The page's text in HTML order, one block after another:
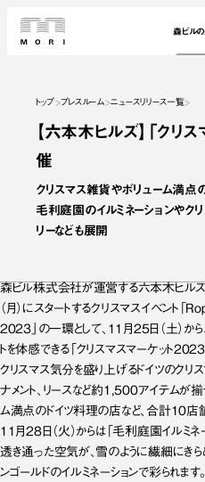
森ビル
トップ プレスルーム ニュースリリース一覧
【六本木ヒルズ】「クリ
催
クリスマス雑貨やボリューム満
毛利庭園のイルミネーションやク
リーなども展開
森ビル株式会社が運営する六本木ヒルズ
（月）にスタートするクリスマスイベン
2023」の一環として、11月25日（土）から
トを体感できる「クリスマスマーケット
クリスマス気分を盛り上げるドイツのク
ナメント、リースなど約1,500アイテムが
ム満点のドイツ料理の店など、合計10店
11月28日（火）からは「毛利庭園イルミネ
透き通った空気が、雪のように繊細にきら
ンゴールドのイルミネーションで彩られま